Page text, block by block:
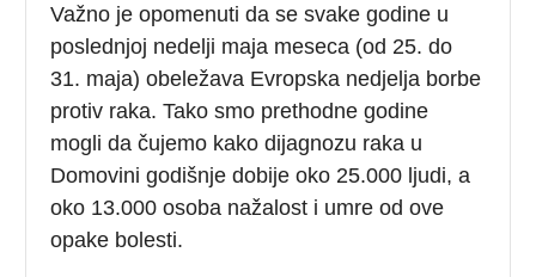
Važno je opomenuti da se svake godine u
poslednjoj nedelji maja meseca (od 25. do
31. maja) obeležava Evropska nedjelja borbe
protiv raka. Tako smo prethodne godine
mogli da čujemo kako dijagnozu raka u
Domovini godišnje dobije oko 25.000 ljudi, a
oko 13.000 osoba nažalost i umre od ove
opake bolesti.